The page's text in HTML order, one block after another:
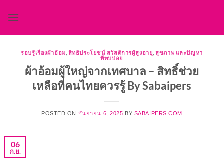
รอบรู้เรื่องผ้าอ้อม สิทธิประโยชน์ สวัสดิการผู้สูงอายุ สุขภาพ และปัญหา
ที่พบบ่อย
ผ้าอ้อมผู้ใหญ่จากเทศบาล – สิทธิ์ช่วย
เหลือที่คนไทยควรรู้ By Sabaipers
POSTED ON กันยายน 6, 2025 BY SABAIPERS.COM
06
ก.ย.